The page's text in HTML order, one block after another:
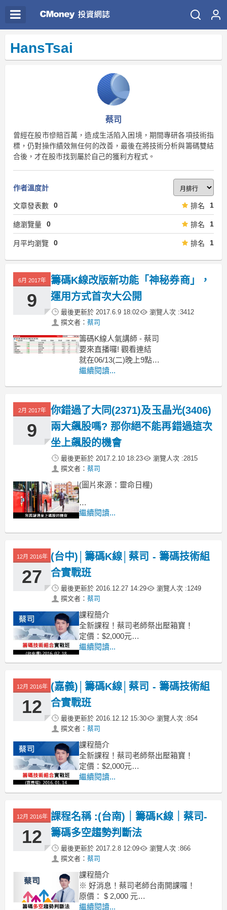
HansTsai
蔡司
曾經在股市慘賠百萬，造成生活陷入困境，期間專研各項技術指
標，仍對操作績效無任何的改善，最後在將技術分析與籌碼雙結
合後，才在股市找到屬於自己的獲利方程式。
作者溫度計
文章發表數 0 排名 1
總瀏覽量 0 排名 1
月平均瀏覽 0 排名 1
6月 2017年
9
籌碼K線改版新功能「神秘券商」，
運用方式首次大公開
最後更新於 2017.6.9 18:02 瀏覽人次 :3412
撰文者： 蔡司
籌碼K線人氣講師 - 蔡司
要來直播囉! 觀看連結
就在06/13(二)晚上9點
籌碼K線新功能「神秘券商」怎麼用?
券商』，
繼續閱讀...
2月 2017年
9
你錯過了大同(2371)及玉晶光(3406)
兩大飆股嗎? 那你絕不能再錯過這次
坐上飆股的機會
最後更新於 2017.2.10 18:23 瀏覽人次 :2815
撰文者： 蔡司
(圖片來源：靈命日糧)
台股攻上9500點
這波台股上攻的行情之中，
繼續閱讀...
12月 2016年
27
(台中)│籌碼K線│蔡司 - 籌碼技術組
合實戰班
最後更新於 2016.12.27 14:29 瀏覽人次 :1249
撰文者： 蔡司
課程簡介
全新課程！蔡司老師祭出壓箱寶！
定價：$2,000元
新課程優惠價：$1,299元
繼續閱讀...
12月 2016年
12
(嘉義)│籌碼K線│蔡司 - 籌碼技術組
合實戰班
最後更新於 2016.12.12 15:30 瀏覽人次 :854
撰文者： 蔡司
課程簡介
全新課程！蔡司老師祭出壓箱寶！
定價：$2,000元
新課程優惠價：$1,299元
繼續閱讀...
12月 2016年
12
課程名稱 :(台南)｜籌碼K線｜蔡司-
籌碼多空趨勢判斷法
最後更新於 2017.2.8 12:09 瀏覽人次 :866
撰文者： 蔡司
課程簡介
※ 好消息！蔡司老師台南開課囉！
原價： $ 2,000 元
台南首場價：$1,299 元 !
繼續閱讀...